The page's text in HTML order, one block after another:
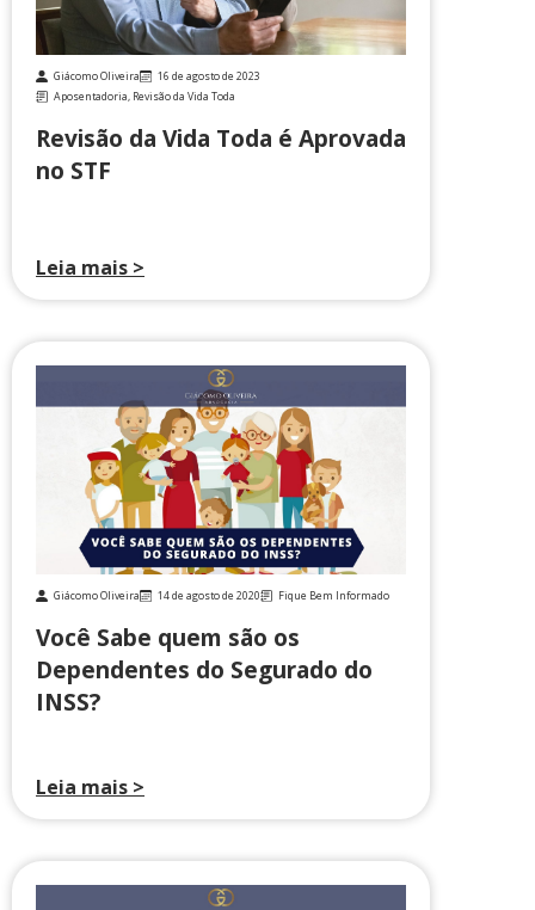
Giácomo Oliveira
16 de agosto de 2023
Aposentadoria, Revisão da Vida Toda
Revisão da Vida Toda é Aprovada
no STF
Leia mais >
Giácomo Oliveira 14 de agosto de 2020 Fique Bem Informado
Você Sabe quem são os
Dependentes do Segurado do
INSS?
Leia mais >